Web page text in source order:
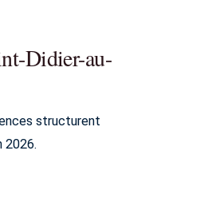
Didier-au-
structurent
2026.